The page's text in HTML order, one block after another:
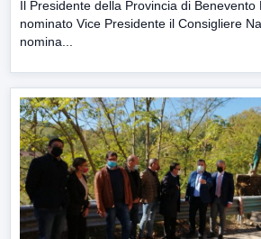
Il Presidente della Provincia di Benevento
nominato Vice Presidente il Consigliere
nomina...